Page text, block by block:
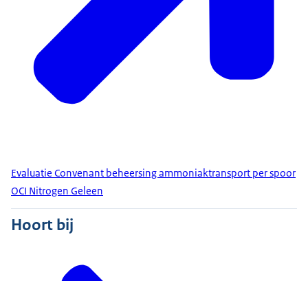
Evaluatie Convenant beheersing ammoniaktransport per spoor
OCI Nitrogen Geleen
Hoort bij